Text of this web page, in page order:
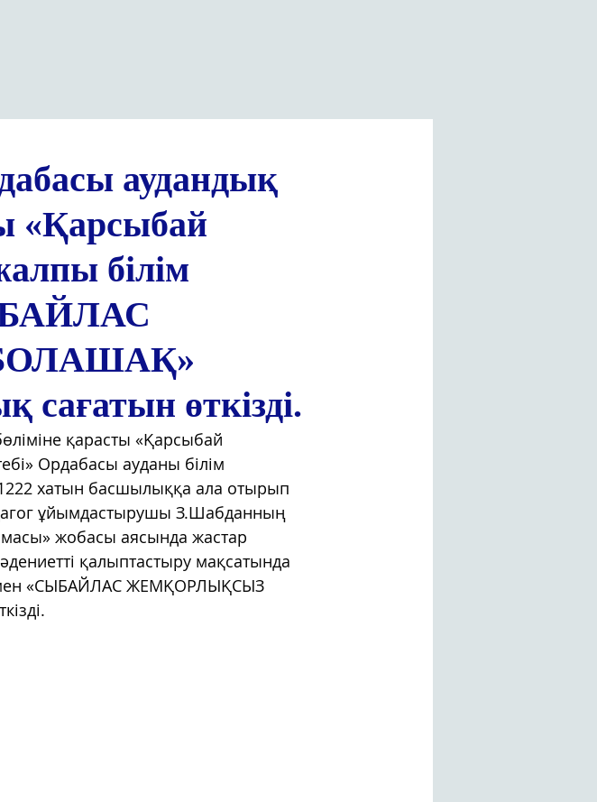
аудандық
«Қарсыбай
білім
өткізді.
қарасты «Қарсыбай
Ордабасы ауданы білім
хатын басшылыққа ала отырып
ұйымдастырушы З.Шабданның
жобасы аясында жастар
қалыптастыру мақсатында
«СЫБАЙЛАС ЖЕМҚОРЛЫҚСЫЗ